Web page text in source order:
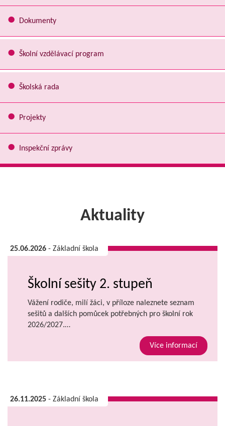
Dokumenty
Školní vzdělávací program
Školská rada
Projekty
Inspekční zprávy
Aktuality
25.06.2026 - Základní škola
Školní sešity 2. stupeň
Vážení rodiče, milí žáci, v příloze naleznete seznam
sešitů a dalších pomůcek potřebných pro školní rok
2026/2027.…
Více informací
26.11.2025 - Základní škola